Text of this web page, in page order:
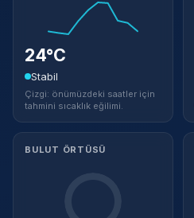
24°C
Stabil
Çizgi: önümüzdeki saatler için
tahmini sıcaklık eğilimi.
BULUT ÖRTÜSÜ